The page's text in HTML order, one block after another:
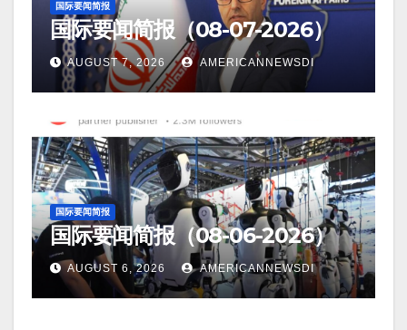
国际要闻简报
国际要闻简报（08-07-2026）
AUGUST 7, 2026 AMERICANNEWSDI
国际要闻简报
国际要闻简报（08-06-2026）
AUGUST 6, 2026 AMERICANNEWSDI